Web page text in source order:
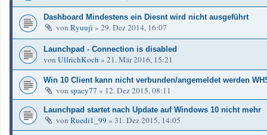
Dashboard Mindestens ein Diesnt wird nicht ausgeführt
von Ryuuji » 29. Dez 2014, 16:07
Launchpad - Connection is disabled
von UllrichKoch» 21. Mär 2016, 15:21
Win 10 Client kann nicht verbunden/angemeldet werden
von spacy77 » 12. Dez 2015, 08:11
Launchpad startet nach Update auf Windows 10 nicht mehr
von Ruedi1_99 » 31. Dez 2015, 14:05